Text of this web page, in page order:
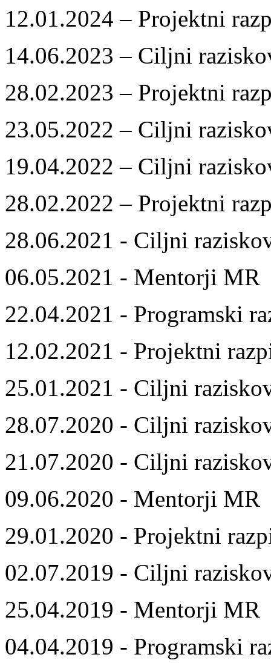
12.01.2024 – Projektni
14.06.2023 – Ciljni
28.02.2023 – Projektni
23.05.2022 – Ciljni
19.04.2022 – Ciljni
28.02.2022 – Projektni
28.06.2021 - Ciljni
06.05.2021 - Mentorji MR
22.04.2021 - Programski
12.02.2021 - Projektni
25.01.2021 - Ciljni
28.07.2020 - Ciljni
21.07.2020 - Ciljni
09.06.2020 - Mentorji MR
29.01.2020 - Projektni
02.07.2019 - Ciljni
25.04.2019 - Mentorji MR
04.04.2019 - Programski